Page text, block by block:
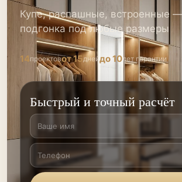
Купе, распашные, встроенные
подгонка под любые размеры
14проектовот 15дней до 10лет гарантии
Быстрый и точный расчёт